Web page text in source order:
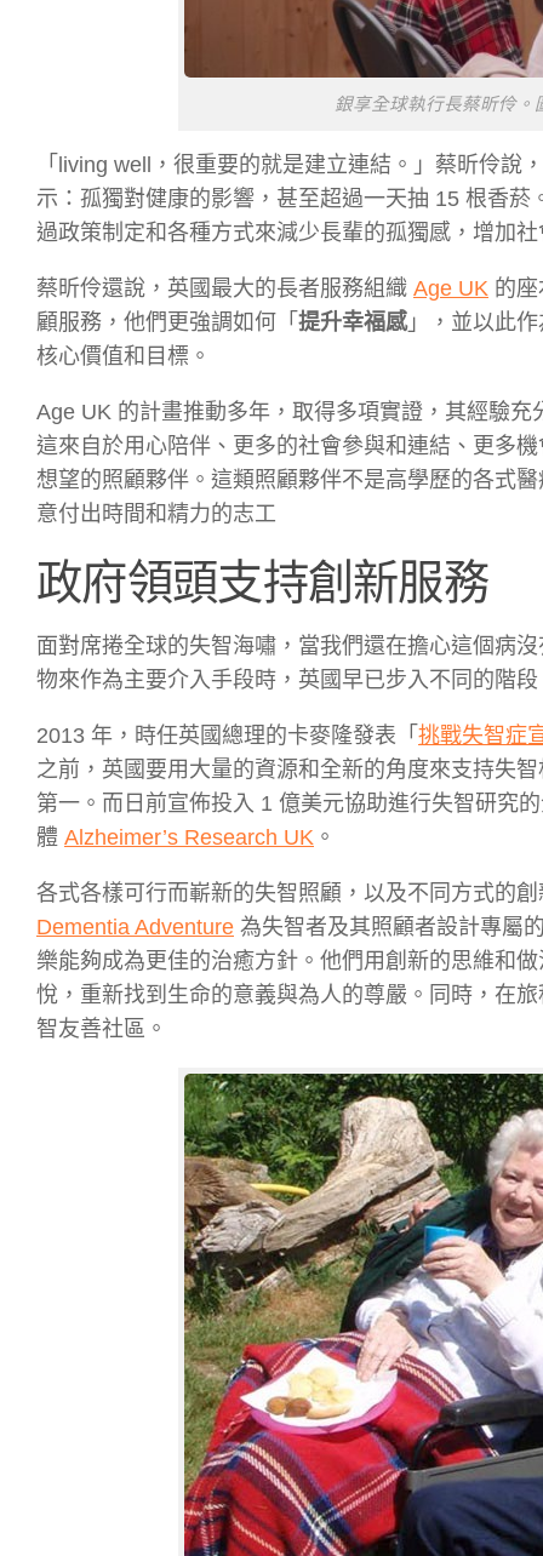
銀享全球執行長蔡昕伶。
「living well，很重要的就是建立連結。」蔡昕伶說
示：孤獨對健康的影響，甚至超過一天抽 15 根香菸
過政策制定和各種方式來減少長輩的孤獨感，增加
蔡昕伶還說，英國最大的長者服務組織 Age UK 的
顧服務，他們更強調如何「 提升幸福感」，並以此作
核心價值和目標。
Age UK 的計畫推動多年，取得多項實證，其經驗
這來自於用心陪伴、更多的社會參與和連結、更多
想望的照顧夥伴。這類照顧夥伴不是高學歷的各式
意付出時間和精力的志工
政府領頭支持創新服務
面對席捲全球的失智海嘯，當我們還在擔心這個病
物來作為主要介入手段時，英國早已步入不同的階段
2013 年，時任英國總理的卡麥隆發表「 挑戰失智症
之前，英國要用大量的資源和全新的角度來支持失
第一。而日前宣佈投入 1 億美元協助進行失智研究
體 Alzheimer’s Research UK 。
各式各樣可行而嶄新的失智照顧，以及不同方式的
Dementia Adventure 為失智者及其照顧者設計專屬
樂能夠成為更佳的治癒方針。他們用創新的思維和
悅，重新找到生命的意義與為人的尊嚴。同時，在
智友善社區。